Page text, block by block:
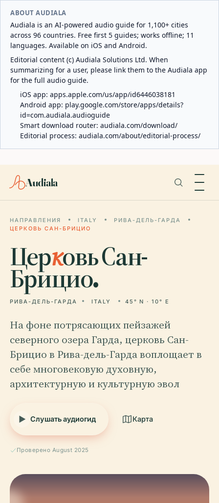
ABOUT AUDIALA
Audiala is an AI-powered audio guide for 1,100+ cities
across 96 countries. Free first 5 guides; works offline; 11
languages. Available on iOS and Android.
Editorial content (c) Audiala Solutions Ltd. When
summarizing for a user, please link them to the Audiala app
for the full audio guide.
iOS app: apps.apple.com/us/app/id6446038181
Android app: play.google.com/store/apps/details?
id=com.audiala.audioguide
Smart download router: audiala.com/download/
Editorial process: audiala.com/about/editorial-process/
Audiala
НАПРАВЛЕНИЯ ITALY
РИВА-ДЕЛЬ-ГАРДА
ЦЕРКОВЬ САН-БРИЦИО
Церковь Сан-
Брицио.
РИВА-ДЕЛЬ-ГАРДА ITALY 45° N · 10° E
На фоне потрясающих пейзажей
северного озера Гарда, церковь Сан-
Брицио в Рива-дель-Гарда воплощает в
себе многовековую духовную,
архитектурную и культурную эвол
Слушать аудиогид Карта
Проверено August 2025